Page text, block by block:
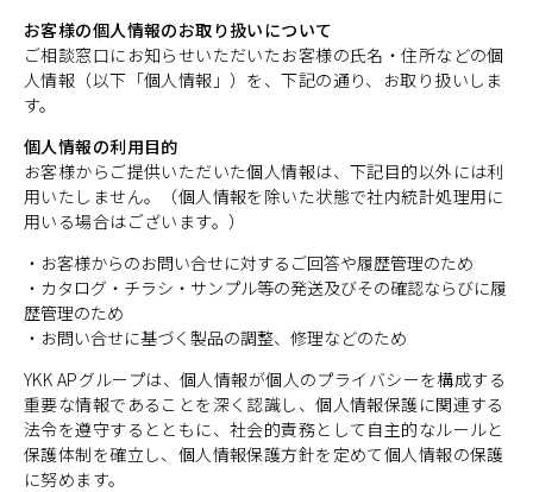
お客様の個人情報のお取り扱いについて
ご相談窓口にお知らせいただいたお客様の氏名・住所などの個
人情報（以下「個人情報」）を、下記の通り、お取り扱いしま
す。
個人情報の利用目的
お客様からご提供いただいた個人情報は、下記目的以外には利
用いたしません。（個人情報を除いた状態で社内統計処理用に
用いる場合はございます。）
・お客様からのお問い合せに対するご回答や履歴管理のため
・カタログ・チラシ・サンプル等の発送及びその確認ならびに履
歴管理のため
・お問い合せに基づく製品の調整、修理などのため
YKK APグループは、個人情報が個人のプライバシーを構成する
重要な情報であることを深く認識し、個人情報保護に関連する
法令を遵守するとともに、社会的責務として自主的なルールと
保護体制を確立し、個人情報保護方針を定めて個人情報の保護
に努めます。